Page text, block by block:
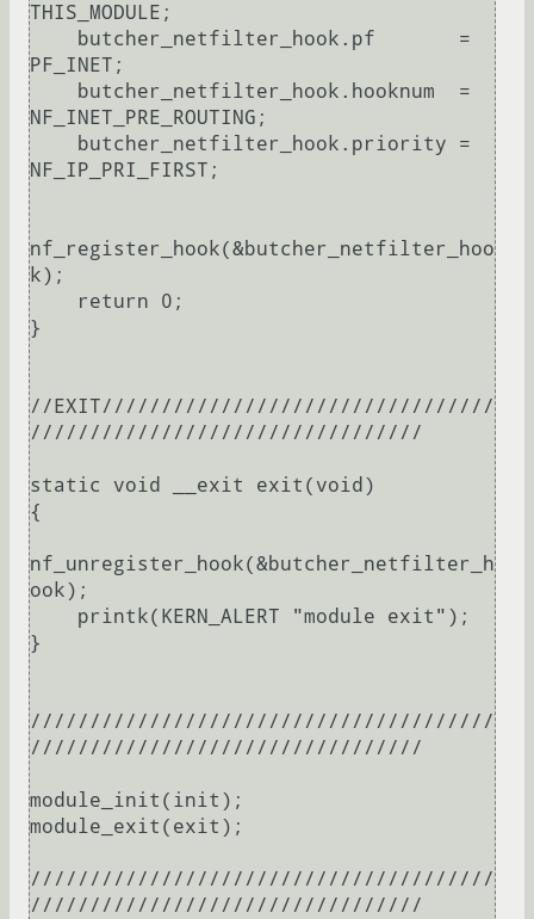
THIS_MODULE;
PF_INET;
NF_INET_PRE_ROUTING;
NF_IP_PRI_FIRST;
nf_register_hook(&butcher_netfilter_hoo
k);
}
//EXIT/////////////////////////////////
/////////////////////////////////
static void __exit exit(void)
{
nf_unregister_hook(&butcher_netfilter_h
ook);
}
///////////////////////////////////////
/////////////////////////////////
module_init(init);
module_exit(exit);
///////////////////////////////////////
/////////////////////////////////